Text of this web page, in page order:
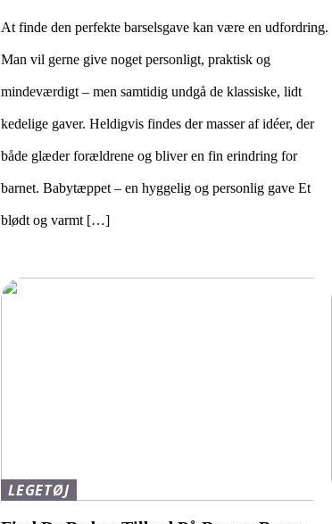
At finde den perfekte barselsgave kan være en udfordring.
Man vil gerne give noget personligt, praktisk og
mindeværdigt – men samtidig undgå de klassiske, lidt
kedelige gaver. Heldigvis findes der masser af idéer, der
både glæder forældrene og bliver en fin erindring for
barnet. Babytæppet – en hyggelig og personlig gave Et
blødt og varmt […]
LEGETØJ